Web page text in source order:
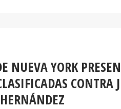
NUEVA YORK
CONTRA